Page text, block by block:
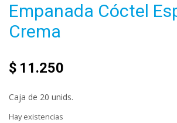
Empanada Cóctel
Crema
$ 11.250
Caja de 20 unids.
Hay existencias